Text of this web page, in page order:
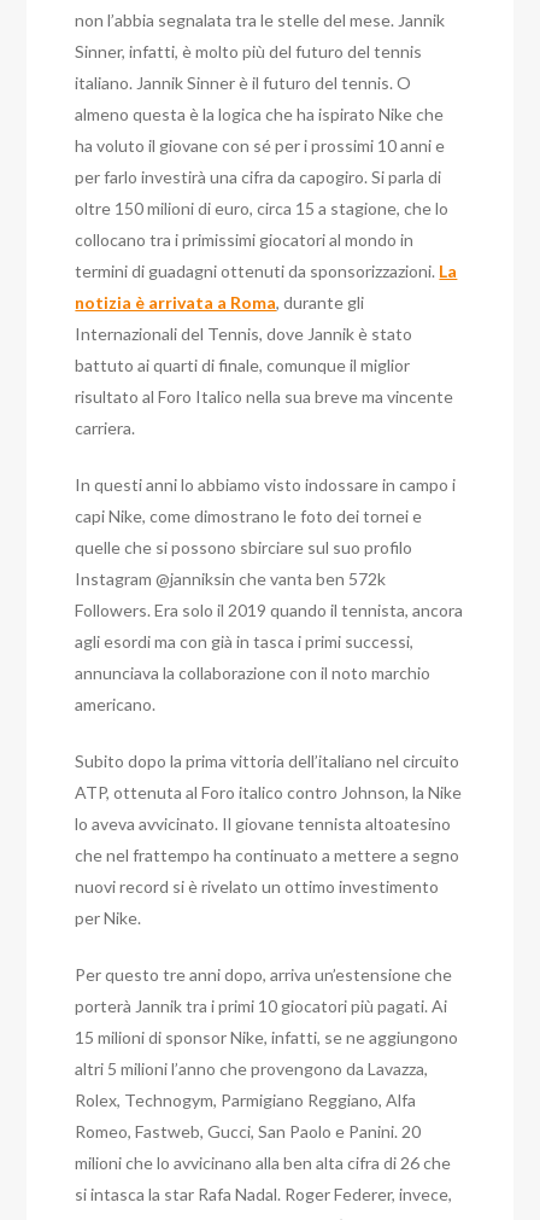
non l’abbia segnalata tra le stelle del mese. Jannik
Sinner, infatti, è molto più del futuro del tennis
italiano. Jannik Sinner è il futuro del tennis. O
almeno questa è la logica che ha ispirato Nike che
ha voluto il giovane con sé per i prossimi 10 anni e
per farlo investirà una cifra da capogiro. Si parla di
oltre 150 milioni di euro, circa 15 a stagione, che lo
collocano tra i primissimi giocatori al mondo in
termini di guadagni ottenuti da sponsorizzazioni. La
notizia è arrivata a Roma, durante gli
Internazionali del Tennis, dove Jannik è stato
battuto ai quarti di finale, comunque il miglior
risultato al Foro Italico nella sua breve ma vincente
carriera.
In questi anni lo abbiamo visto indossare in campo i
capi Nike, come dimostrano le foto dei tornei e
quelle che si possono sbirciare sul suo profilo
Instagram @janniksin che vanta ben 572k
Followers. Era solo il 2019 quando il tennista, ancora
agli esordi ma con già in tasca i primi successi,
annunciava la collaborazione con il noto marchio
americano.
Subito dopo la prima vittoria dell’italiano nel circuito
ATP, ottenuta al Foro italico contro Johnson, la Nike
lo aveva avvicinato. Il giovane tennista altoatesino
che nel frattempo ha continuato a mettere a segno
nuovi record si è rivelato un ottimo investimento
per Nike.
Per questo tre anni dopo, arriva un’estensione che
porterà Jannik tra i primi 10 giocatori più pagati. Ai
15 milioni di sponsor Nike, infatti, se ne aggiungono
altri 5 milioni l’anno che provengono da Lavazza,
Rolex, Technogym, Parmigiano Reggiano, Alfa
Romeo, Fastweb, Gucci, San Paolo e Panini. 20
milioni che lo avvicinano alla ben alta cifra di 26 che
si intasca la star Rafa Nadal. Roger Federer, invece,